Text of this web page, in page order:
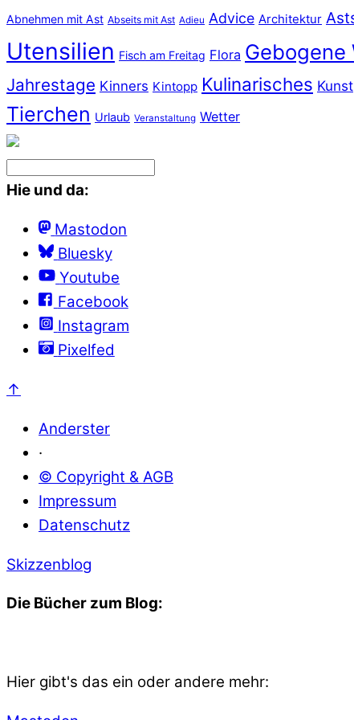
Abnehmen mit Ast Abseits mit Ast Adieu Advice Architektur
Utensilien Fisch am Freitag Flora Gebogene
Jahrestage Kinners Kintopp Kulinarisches Kunst
Tierchen Urlaub Veranstaltung Wetter
Hie und da:
Mastodon
Bluesky
Youtube
Facebook
Instagram
Pixelfed
↑
Anderster
·
© Copyright & AGB
Impressum
Datenschutz
Skizzenblog
Die Bücher zum Blog:
Hier gibt's das ein oder andere mehr: